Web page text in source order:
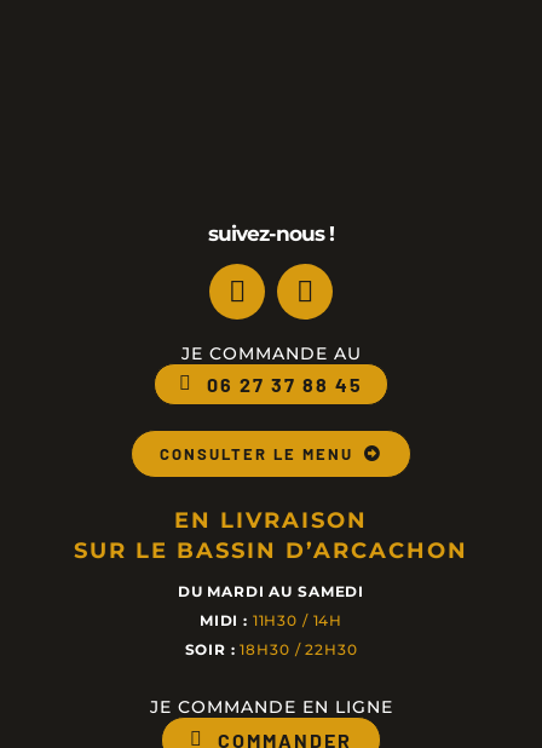
suivez-nous !
JE COMMANDE AU
06 27 37 88 45
CONSULTER LE MENU
EN LIVRAISON
SUR LE BASSIN D’ARCACHON
DU MARDI AU SAMEDI
MIDI : 11H30 / 14H
SOIR : 18H30 / 22H30
JE COMMANDE EN LIGNE
COMMANDER